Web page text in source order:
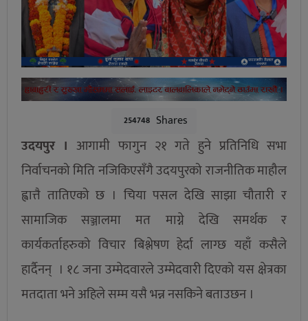
254748 Shares
उदयपुर । आगामी फागुन २१ गते हुने प्रतिनिधि सभा
निर्वाचनको मिति नजिकिएसँगै उदयपुरको राजनीतिक माहौल
ह्वात्तै तातिएको छ । चिया पसल देखि साझा चौतारी र
सामाजिक सञ्जालमा मत माग्ने देखि समर्थक र
कार्यकर्ताहरुको विचार बिश्लेषण हेर्दा लाग्छ यहाँ कसैले
हार्दैनन् । १८ जना उम्मेदवारले उम्मेदवारी दिएको यस क्षेत्रका
मतदाता भने अहिले सम्म यसै भन्न नसकिने बताउछन ।